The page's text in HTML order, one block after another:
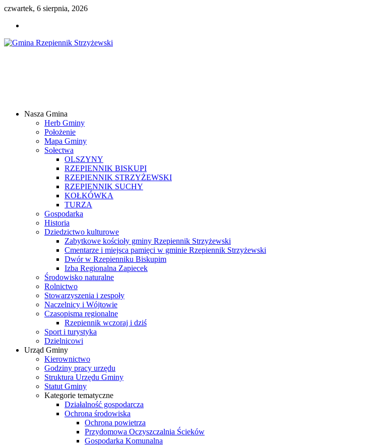
czwartek, 6 sierpnia, 2026
Samorządowy
Internetowy
Nasza Gmina
Herb Gminy
Położenie
Mapa Gminy
Sołectwa
OLSZYNY
RZEPIENNIK BISKUPI
RZEPIENNIK STRZYŻEWSKI
RZEPIENNIK SUCHY
KOŁKÓWKA
TURZA
Gospodarka
Historia
Dziedzictwo kulturowe
Zabytkowe kościoły gminy Rzepiennik Strzyżewski
Cmentarze i miejsca pamięci w gminie Rzepiennik Strzyżewski
Dwór w Rzepienniku Biskupim
Izba Regionalna Zapiecek
Środowisko naturalne
Rolnictwo
Stowarzyszenia i zespoły
Naczelnicy i Wójtowie
Czasopisma regionalne
Rzepiennik wczoraj i dziś
Sport i turystyka
Dzielnicowi
Urząd Gminy
Kierownictwo
Godziny pracy urzędu
Struktura Urzędu Gminy
Statut Gminy
Kategorie tematyczne
Działalność gospodarcza
Ochrona środowiska
Ochrona powietrza
Przydomowa Oczyszczalnia Ścieków
Gospodarka Komunalna